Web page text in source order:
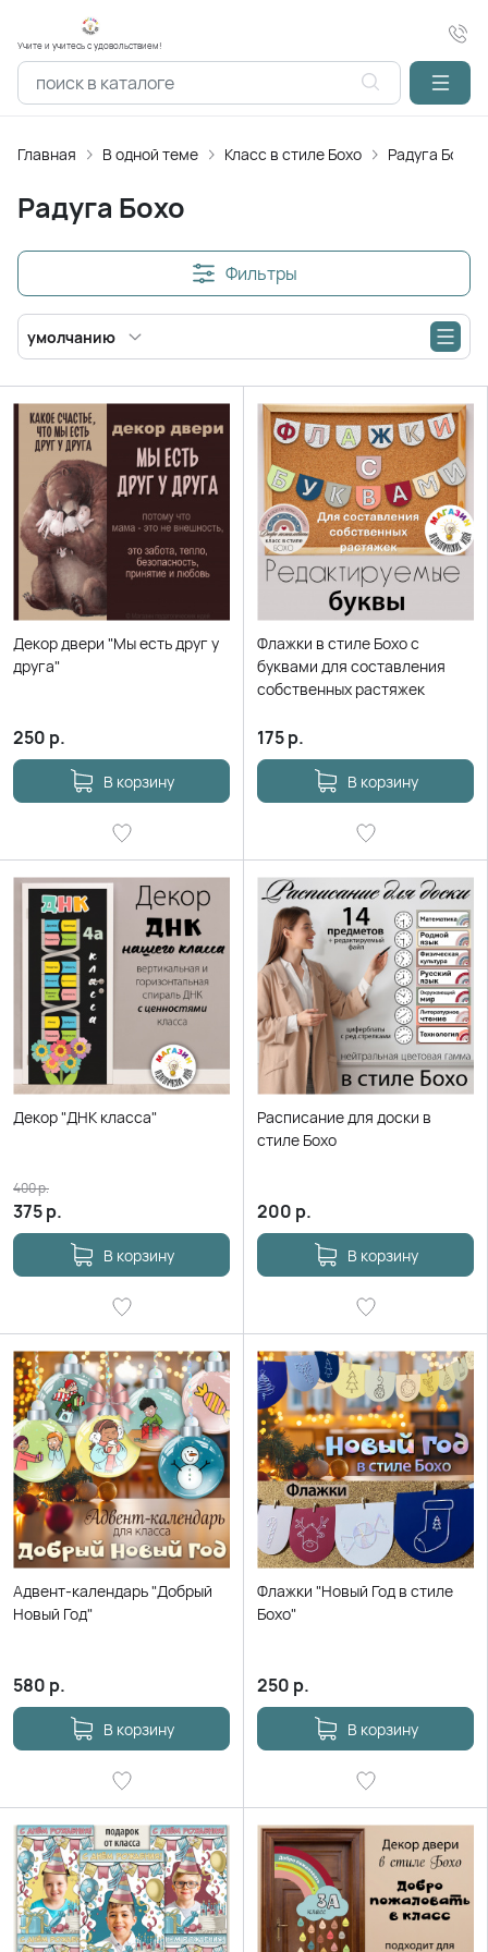
Учите и учитесь с удовольствием!
Главная В одной теме Класс в стиле Бохо Радуга Бохо
Радуга Бохо
Фильтры
умолчанию
Декор двери "Мы есть друг у
друга"
250 р.
В корзину
Флажки в стиле Бохо с
буквами для составления
собственных растяжек
175р.
В корзину
Декор "ДНК класса"
375р.
400р.
В корзину
Расписание для доски в
стиле Бохо
200 р.
В корзину
Адвент-календарь "Добрый
Новый Год"
580 р.
В корзину
Флажки "Новый Год в стиле
Бохо"
250 р.
В корзину